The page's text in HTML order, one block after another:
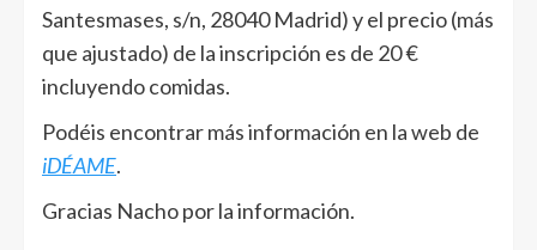
Santesmases, s/n, 28040 Madrid) y el precio (más
que ajustado) de la inscripción es de 20 €
incluyendo comidas.
Podéis encontrar más información en la web de
iDÉAME.
Gracias Nacho por la información.